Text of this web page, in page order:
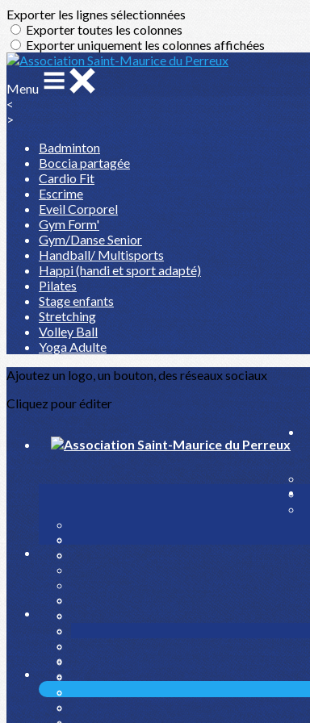
Exporter les lignes sélectionnées
Exporter toutes les colonnes
Exporter uniquement les colonnes affichées
Menu
<
>
Badminton
Boccia partagée
Cardio Fit
Escrime
Eveil Corporel
Gym Form'
Gym/Danse Senior
Handball/ Multisports
Happi (handi et sport adapté)
Pilates
Stage enfants
Stretching
Volley Ball
Yoga Adulte
Ajoutez un logo, un bouton, des réseaux sociaux
Cliquez pour éditer